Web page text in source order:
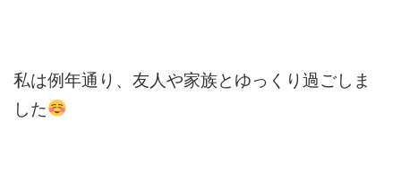
私は例年通り、友人や家族とゆっくり過ごしま
した